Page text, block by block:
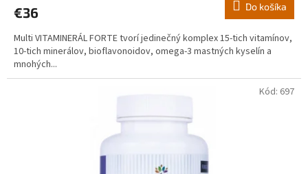
je
z
5
hviezdičiek.
€36 Do košíka
Multi VITAMINERÁL FORTE tvorí jedinečný komplex 15-tich vitamínov,
10-tich minerálov, bioflavonoidov, omega-3 mastných kyselín a
mnohých...
Kód: 697